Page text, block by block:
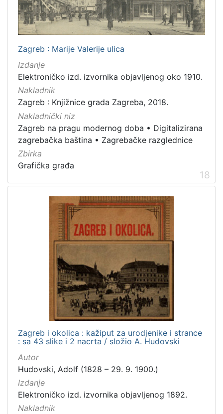
Zagreb : Marije Valerije ulica
Izdanje
Elektroničko izd. izvornika objavljenog oko 1910.
Nakladnik
Zagreb : Knjižnice grada Zagreba, 2018.
Nakladnički niz
Zagreb na pragu modernog doba • Digitalizirana
zagrebačka baština • Zagrebačke razglednice
Zbirka
Grafička građa
18
Zagreb i okolica : kažiput za urodjenike i strance
: sa 43 slike i 2 nacrta / složio A. Hudovski
Autor
Hudovski, Adolf (1828 – 29. 9. 1900.)
Izdanje
Elektroničko izd. izvornika objavljenog 1892.
Nakladnik